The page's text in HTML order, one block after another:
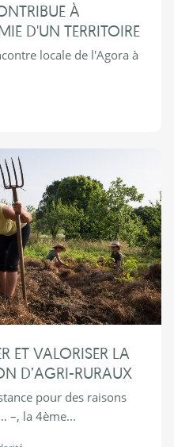
À
D'UN TERRITOIRE
locale de l'Agora à
ET VALORISER LA
D’AGRI-RURAUX
pour des raisons
–, la 4ème...